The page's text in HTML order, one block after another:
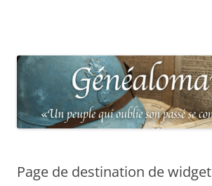
Page de destination de widget